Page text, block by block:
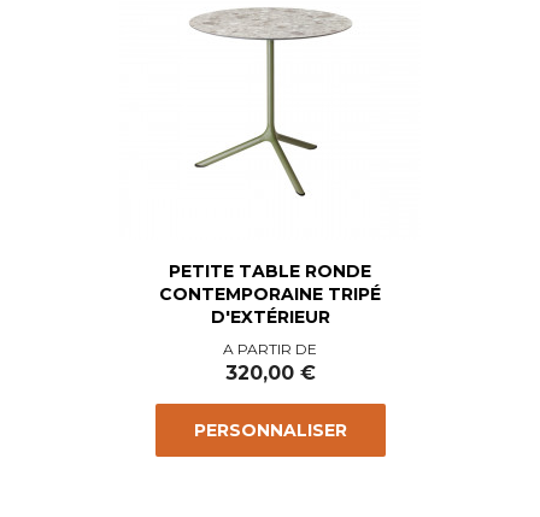
PETITE TABLE RONDE
CONTEMPORAINE TRIPÉ
D'EXTÉRIEUR
Prix
A PARTIR DE
320,00 €
PERSONNALISER